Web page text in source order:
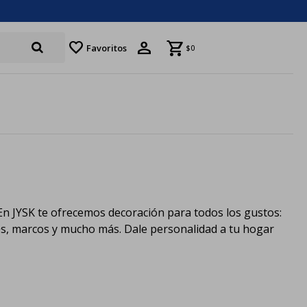
favorite Favoritos $0
JYSK te ofrecemos decoración para todos los gustos:
marcos y mucho más. Dale personalidad a tu hogar